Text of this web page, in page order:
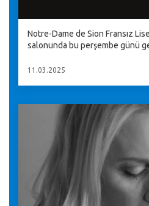
Notre-Dame de Sion Fransız
salonunda bu perşembe günü
11.03.2025